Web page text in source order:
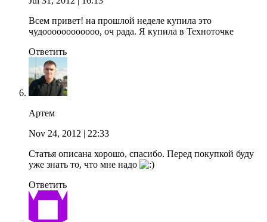
Всем привет! на прошлой неделе купила это
чудоооооооооооо, оч рада. Я купила в Техноточке
Ответить
Артем
Nov 24, 2012 | 22:33
Статья описана хорошо, спасибо. Перед покупкой буду
уже знать то, что мне надо
Ответить